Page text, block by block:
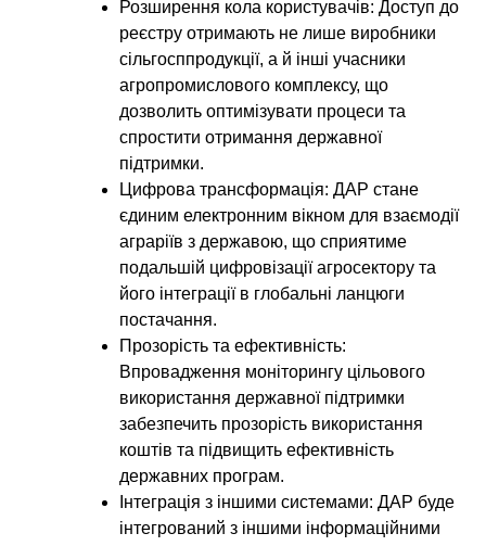
Розширення кола користувачів: Доступ до
реєстру отримають не лише виробники
сільгосппродукції, а й інші учасники
агропромислового комплексу, що
дозволить оптимізувати процеси та
спростити отримання державної
підтримки.
Цифрова трансформація: ДАР стане
єдиним електронним вікном для взаємодії
аграріїв з державою, що сприятиме
подальшій цифровізації агросектору та
його інтеграції в глобальні ланцюги
постачання.
Прозорість та ефективність:
Впровадження моніторингу цільового
використання державної підтримки
забезпечить прозорість використання
коштів та підвищить ефективність
державних програм.
Інтеграція з іншими системами: ДАР буде
інтегрований з іншими інформаційними